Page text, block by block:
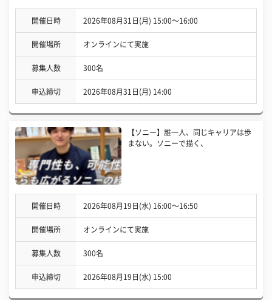
開催日時 2026年08月31日(月) 15:00〜16:00
開催場所 オンラインにて実施
募集人数 300名
申込締切 2026年08月31日(月) 14:00
【ソニー】誰一人、同じキャリアは歩
まない。ソニーで描く、
開催日時 2026年08月19日(水) 16:00〜16:50
開催場所 オンラインにて実施
募集人数 300名
申込締切 2026年08月19日(水) 15:00